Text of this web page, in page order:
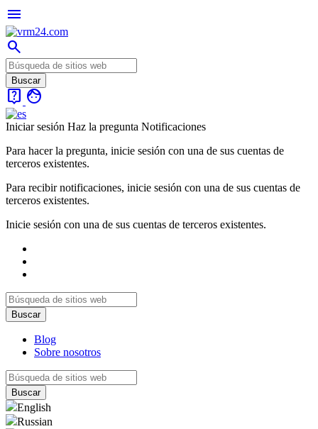
menu
search
live_help face
Iniciar sesión Haz la pregunta Notificaciones
Para hacer la pregunta, inicie sesión con una de sus cuentas de
terceros existentes.
Para recibir notificaciones, inicie sesión con una de sus cuentas de
terceros existentes.
Inicie sesión con una de sus cuentas de terceros existentes.
Blog
Sobre nosotros
English
Russian